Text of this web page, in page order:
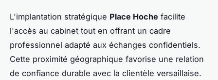
L'implantation stratégique Place Hoche facilite
l'accès au cabinet tout en offrant un cadre
professionnel adapté aux échanges confidentiels.
Cette proximité géographique favorise une relation
de confiance durable avec la clientèle versaillaise.